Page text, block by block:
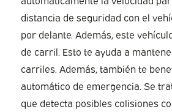
distancia de seguridad con el
por delante. Además, este
de carril. Esto te ayuda a
carriles. Además, también te
automático de emergencia. Se
que detecta posibles colisiones